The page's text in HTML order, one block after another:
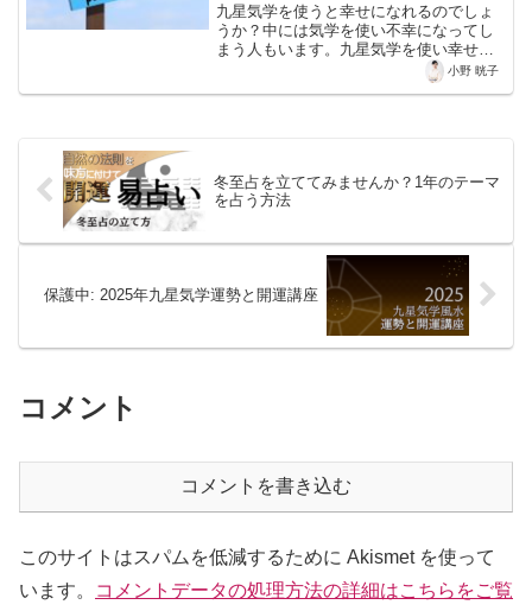
九星気学を使うと幸せになれるのでしょ
うか？中には気学を使い不幸になってし
まう人もいます。九星気学を使い幸せに
なる人と不幸になる人の決定的な違いに
小野 晄子
冬至占を立ててみませんか？1年のテーマ
を占う方法
保護中: 2025年九星気学運勢と開運講座
コメント
コメントを書き込む
このサイトはスパムを低減するために Akismet を使って
います。
コメントデータの処理方法の詳細はこちらをご覧